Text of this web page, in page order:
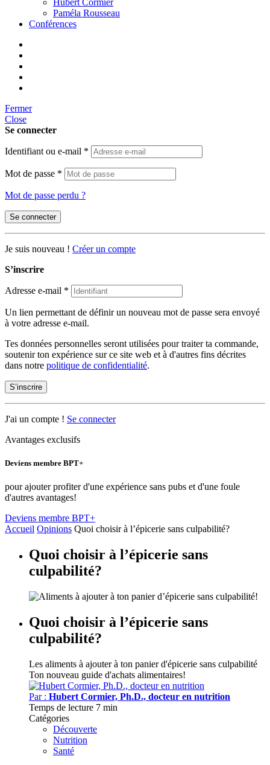
Hubert Cormier
Paméla Rousseau
Conférences
Fermer
Close
Se connecter
Identifiant ou e-mail *
Mot de passe *
Mot de passe perdu ?
Se connecter
Je suis nouveau ! Créer un compte
S’inscrire
Adresse e-mail *
Un lien permettant de définir un nouveau mot de passe sera envoyé
à votre adresse e-mail.
Tes données personnelles seront utilisées pour traiter ta commande,
soutenir ton expérience sur ce site web et à d'autres fins décrites
dans notre politique de confidentialité.
S’inscrire
J'ai un compte ! Se connecter
Avantages exclusifs
Deviens membre BPT+
pour ajouter profiter d'une expérience sans pubs et d'une foule
d'autres avantages!
Deviens membre BPT+
Accueil Opinions Quoi choisir à l’épicerie sans culpabilité?
Quoi choisir à l’épicerie sans
culpabilité?
Quoi choisir à l’épicerie sans
culpabilité?
Les aliments à ajouter à ton panier d'épicerie sans culpabilité
Ton nouveau guide d'achats alimentaires!
Par : Hubert Cormier, Ph.D., docteur en nutrition
Temps de lecture 7 min
Catégories
Découverte
Nutrition
Santé